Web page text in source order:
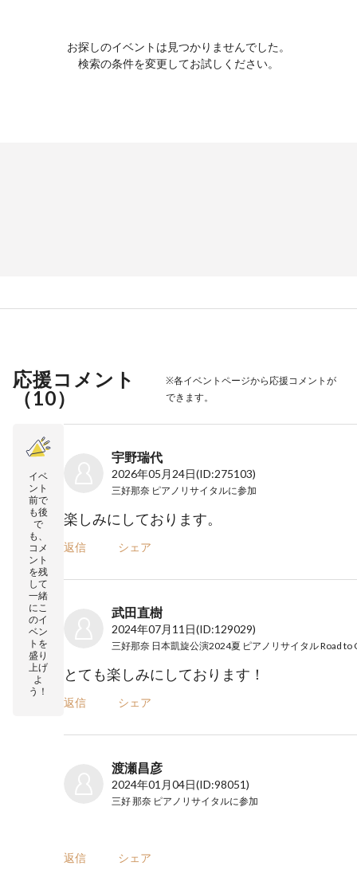
お探しのイベントは見つかりませんでした。
検索の条件を変更してお試しください。
応援コメント
（10）
※各イベントページから応援コメントが
できます。
イベ
ント
前で
も後
で
も、
コメ
ント
を残
して
一緒
にこ
のイ
ベン
トを
盛り
上げ
よ
う！
宇野瑞代
2026年05月24日(ID:275103)
三好那奈 ピアノリサイタルに参加
楽しみにしております。
返信 シェア
武田直樹
2024年07月11日(ID:129029)
とても楽しみにしております！
返信 シェア
渡瀬昌彦
2024年01月04日(ID:98051)
三好 那奈 ピアノリサイタルに参加
返信 シェア